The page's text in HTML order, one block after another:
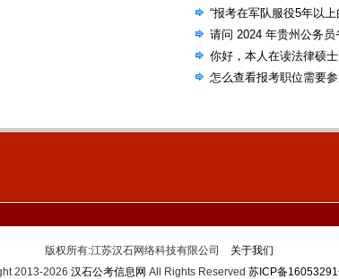
选的机会，国考省考还
“报考在军队服役5年以
请问 2024 年贵州公务
考试大纲吗？
你好，本人在读法律硕
公告，里面有些专业要
怎么查看报考职位需要
版权所有:江苏汉石网络科技有限公司
关于我们
2013-2026 汉石公考信息网 All Rights Reserved 苏ICP备